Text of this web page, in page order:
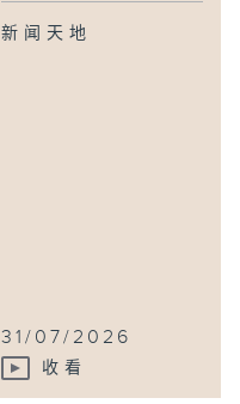
新闻天地
31/07/2026
收看